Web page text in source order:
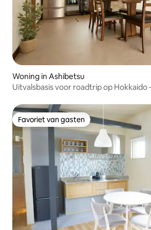
Woning in Ashibetsu
Uitvalsbasis voor roadtrip op Hokkaido
Favoriet van gasten
Favoriet van gasten